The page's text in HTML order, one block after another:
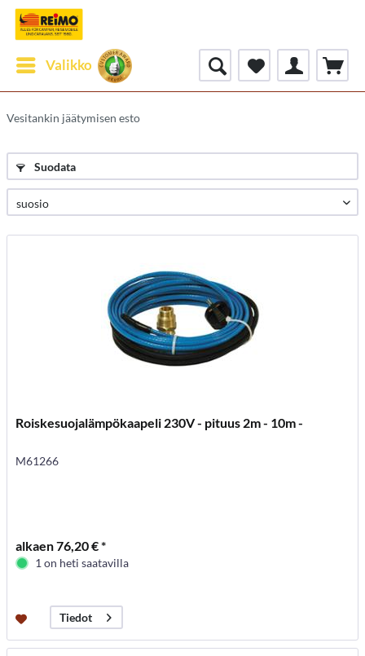
Valikko
Vesitankin jäätymisen esto
Suodata
Roiskesuojalämpökaapeli 230V - pituus 2m - 10m -
M61266
alkaen 76,20 € *
1 on heti saatavilla
Tiedot